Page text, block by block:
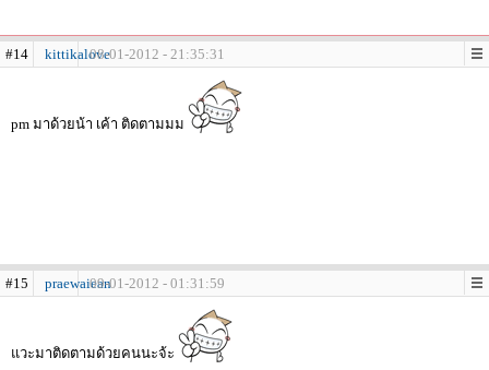
#14 kittikalove08-01-2012 - 21:35:31
pm มาด้วยน้า เค้า ติดตามมม
#15 praewaiean09-01-2012 - 01:31:59
แวะมาติดตามด้วยคนนะจ้ะ